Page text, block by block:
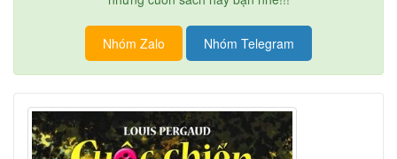
Nhóm Zalo Nhóm Telegram